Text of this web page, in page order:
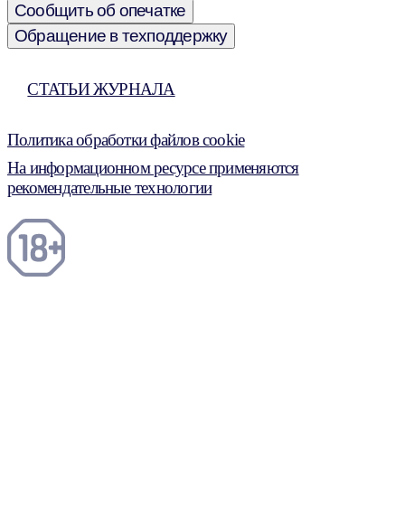
Сообщить об опечатке
Обращение в техподдержку
СТАТЬИ ЖУРНАЛА
Политика обработки файлов cookie
На информационном ресурсе применяются
рекомендательные технологии